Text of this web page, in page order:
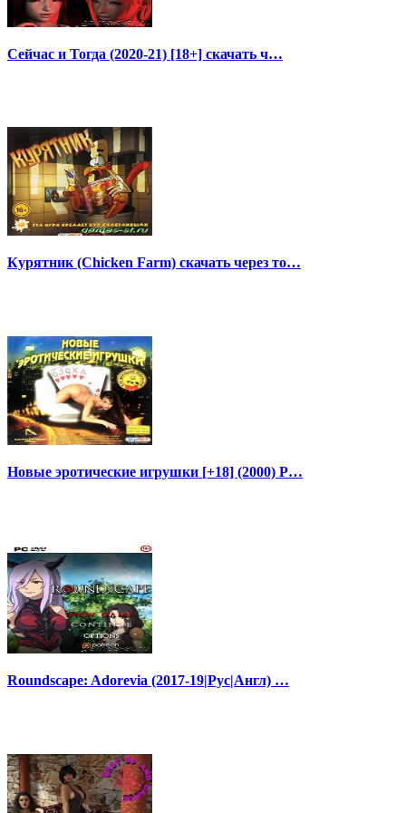
Сейчас и Тогда (2020-21) [18+] скачать ч…
Курятник (Chicken Farm) скачать через то…
Новые эротические игрушки [+18] (2000) P…
Roundscape: Adorevia (2017-19|Рус|Англ) …